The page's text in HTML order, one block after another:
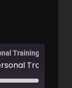
Training
Trainer ist